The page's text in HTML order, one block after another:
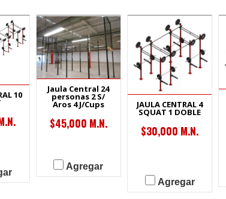
10
Jaula Central 24
personas 2 S/
Aros 4 J/Cups
$45,000 M.N.
Agregar
JAULA CENTRAL 4
SQUAT 1 DOBLE
$30,000 M.N.
Agregar